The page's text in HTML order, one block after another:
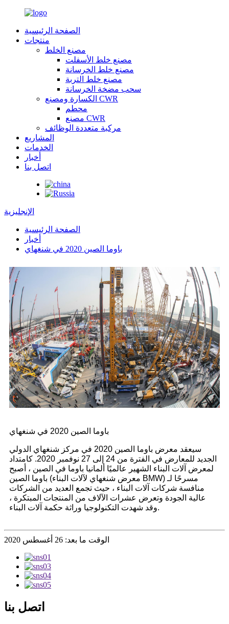
الصفحة الرئيسية
منتجات
مصنع الخلط
مصنع خلط الأسفلت
مصنع خلط الخرسانة
مصنع خلط التربة
سحب مضخة الخرسانة
الكسارة ومصنع CWR
محطم
مصنع CWR
مركبة متعددة الوظائف
المشاريع
الخدمات
أخبار
اتصل بنا
الإنجليزية
الصفحة الرئيسية
أخبار
باوما الصين 2020 في شنغهاي
باوما الصين 2020 في شنغهاي
سيعقد معرض باوما الصين 2020 في مركز شنغهاي الدولي
الجديد للمعارض في الفترة من 24 إلى 27 نوفمبر 2020. كامتداد
لمعرض آلات البناء الشهير عالميًا ألمانيا باوما في الصين ، أصبح
باوما الصين (معرض شنغهاي لآلات البناء BMW) مسرحًا لـ
منافسة شركات آلات البناء ، حيث تجمع العديد من الشركات
عالية الجودة وتعرض عشرات الآلاف من المنتجات المبتكرة ،
وقد شهدت التكنولوجيا وراثة حكمة آلات البناء.
الوقت ما بعد: 26 أغسطس 2020
اتصل بنا